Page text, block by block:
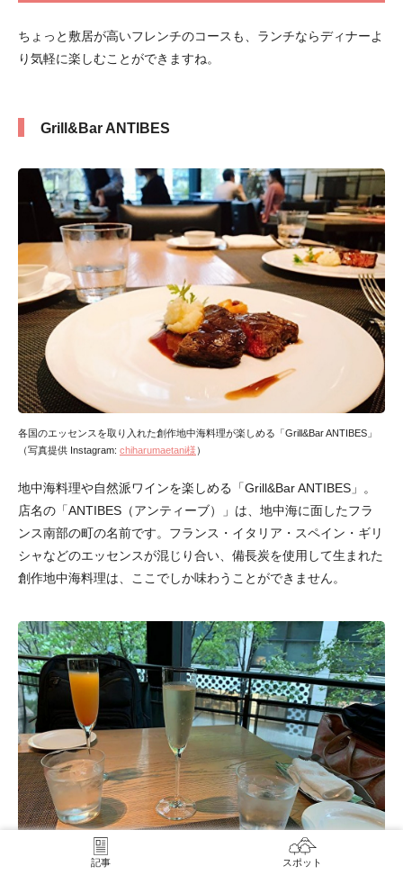
ちょっと敷居が高いフレンチのコースも、ランチならディナーよ
り気軽に楽しむことができますね。
Grill&Bar ANTIBES
各国のエッセンスを取り入れた創作地中海料理が楽しめる「Grill&Bar ANTIBES」
（写真提供 Instagram: chiharumaetani様 ）
地中海料理や自然派ワインを楽しめる「Grill&Bar ANTIBES」。
店名の「ANTIBES（アンティーブ）」は、地中海に面したフラ
ンス南部の町の名前です。フランス・イタリア・スペイン・ギリ
シャなどのエッセンスが混じり合い、備長炭を使用して生まれた
創作地中海料理は、ここでしか味わうことができません。
記事 スポット